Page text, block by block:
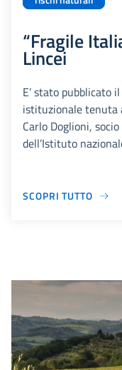
“Fragile
Lincei
E’ stato pubblicato
istituzionale tenuta
Carlo Doglioni,
dell’Istituto
SCOPRI TUTTO